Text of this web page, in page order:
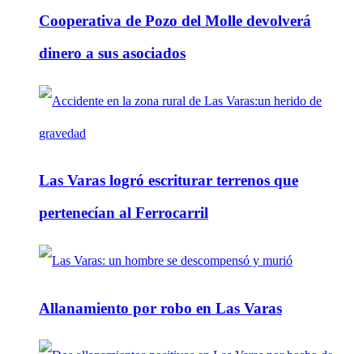
Cooperativa de Pozo del Molle devolverá
dinero a sus asociados
Las Varas logró escriturar terrenos que
pertenecían al Ferrocarril
Allanamiento por robo en Las Varas